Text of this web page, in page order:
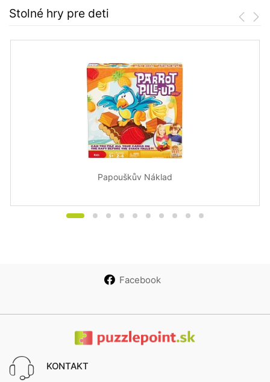
Stolné hry pre deti
Papouškův Náklad
Facebook
KONTAKT